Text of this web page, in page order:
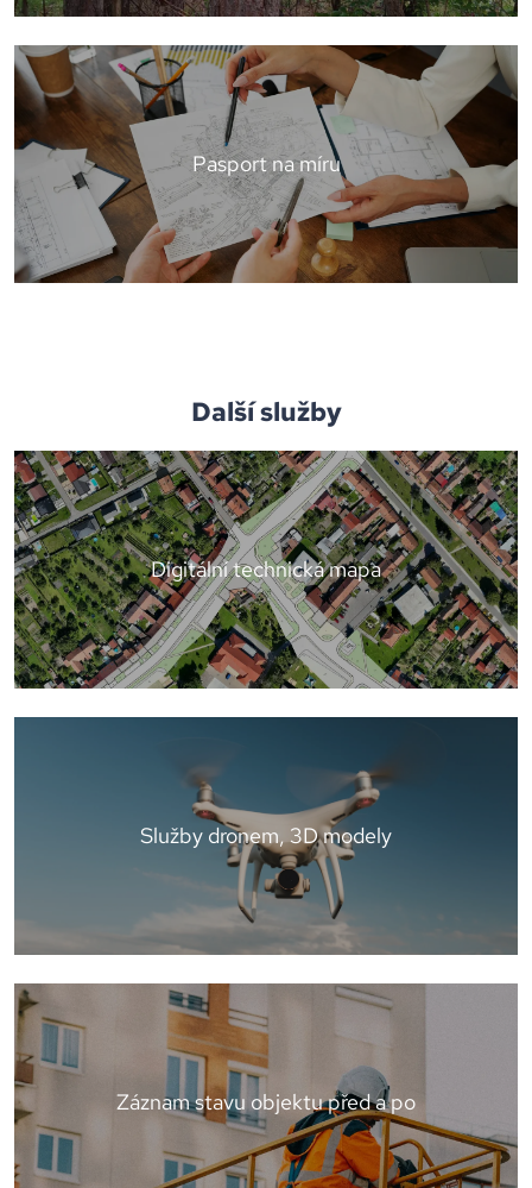
Pasport na míru
Další služby
Digitální technická mapa
Služby dronem, 3D modely
Záznam stavu objektu před a po